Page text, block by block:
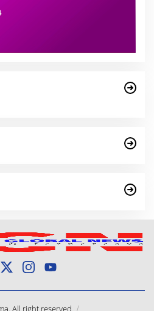
All right reserved